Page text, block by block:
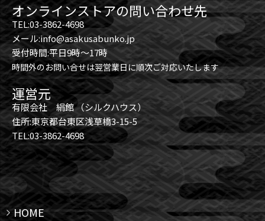
オンラインストアの問い合わせ先
TEL:03-3862-4698
メール:info@asakusabunko.jp
受付時間:平日9時～17時
時間外のお問い合せは翌営業日に順次ご対応いたします
運営元
有限会社 絹館 （シルクハウス）
住所:東京都台東区浅草橋3-15-5
TEL:03-3862-4698
HOME